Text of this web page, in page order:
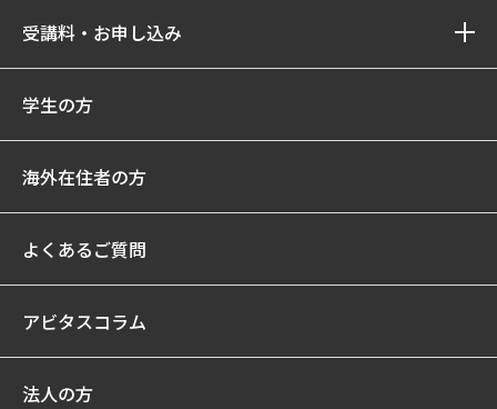
受講料・お申し込み
学生の方
海外在住者の方
よくあるご質問
アビタスコラム
法人の方